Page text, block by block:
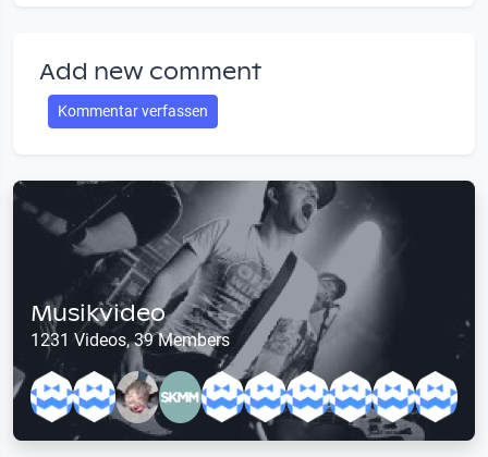
Add new comment
Kommentar verfassen
Musikvideo
1231 Videos, 39 Members